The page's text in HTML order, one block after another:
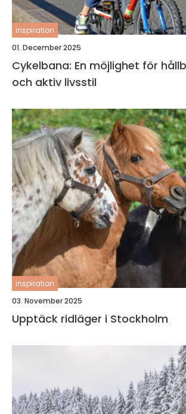
inspiration
01. December 2025
Cykelbana: En möjlighet för
och aktiv livsstil
inspiration
03. November 2025
Upptäck ridläger i Stockholm